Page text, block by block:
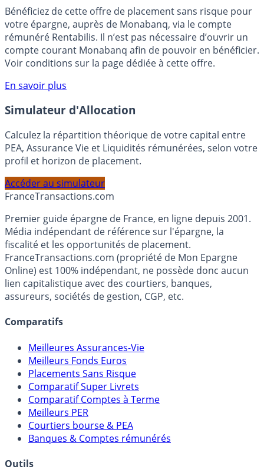
🎁 Bon plan épargne : 3% pendant 6 mois
Bénéficiez de cette offre de placement sans risque pour
votre épargne, auprès de Monabanq, via le compte
rémunéré Rentabilis. Il n’est pas nécessaire d’ouvrir un
compte courant Monabanq afin de pouvoir en bénéficier.
Voir conditions sur la page dédiée à cette offre.
En savoir plus
Simulateur d'Allocation
Calculez la répartition théorique de votre capital entre
profil et horizon de placement.
FranceTransactions.com
Premier guide épargne de France, en ligne depuis 2001.
Média indépendant de référence sur l'épargne, la
fiscalité et les opportunités de placement.
FranceTransactions.com (propriété de Mon Epargne
Online) est 100% indépendant, ne possède donc aucun
assureurs, sociétés de gestion, CGP, etc.
Comparatifs
Meilleures Assurances-Vie
Meilleurs Fonds Euros
Placements Sans Risque
Comparatif Super Livrets
Comparatif Comptes à Terme
Meilleurs PER
Courtiers bourse & PEA
Banques & Comptes rémunérés